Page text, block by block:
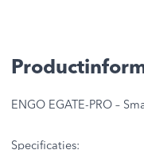
ENGO EGATE-PRO –
Specificaties: